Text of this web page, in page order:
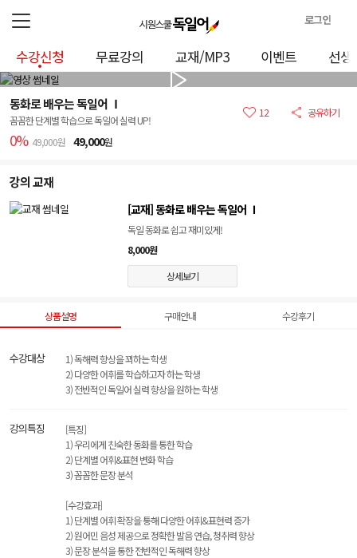
인
로그인
수강신청 무료강의 교재/MP3 이벤트 선생
동화로 배우는 독일어 Ⅰ
꼼꼼한 단계별 학습으로 독일어 실력 UP!
0% 49,000원 49,000원
12 공유하기
강의 교재
[교재] 동화로 배우는 독일어 Ⅰ
독일 동화로 쉽고 재미있게!
8,000원
상세보기
상품설명 구매안내 수강후기
수강대상
1) 독해력 향상을 꾀하는 학생
2) 다양한 어휘를 학습하고자 하는 학생
3) 전반적인 독일어 실력 향상을 원하는 학생
강의특징
[특징]
1) 우리에게 친숙한 동화를 통한 학습
2) 단계별 어휘&표현 변화 학습
3) 꼼꼼한 문장 분석
[수강효과]
1) 단계별 어휘 확장을 통해 다양한 어휘&표현력 증가
2) 원어민 음성 제공으로 정확한 발음 연습, 청취력 향상
3) 문장 분석을 통한 전반적인 독해력 향상